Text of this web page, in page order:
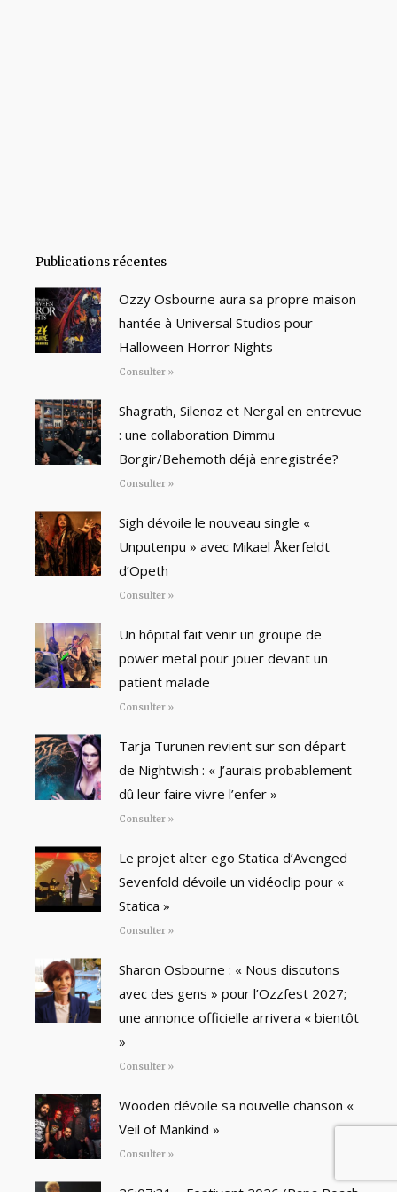
Publications récentes
Ozzy Osbourne aura sa propre maison
hantée à Universal Studios pour
Halloween Horror Nights
Consulter »
Shagrath, Silenoz et Nergal en entrevue
: une collaboration Dimmu
Borgir/Behemoth déjà enregistrée?
Consulter »
Sigh dévoile le nouveau single «
Unputenpu » avec Mikael Åkerfeldt
d’Opeth
Consulter »
Un hôpital fait venir un groupe de
power metal pour jouer devant un
patient malade
Consulter »
Tarja Turunen revient sur son départ
de Nightwish : « J’aurais probablement
dû leur faire vivre l’enfer »
Consulter »
Le projet alter ego Statica d’Avenged
Sevenfold dévoile un vidéoclip pour «
Statica »
Consulter »
Sharon Osbourne : « Nous discutons
avec des gens » pour l’Ozzfest 2027;
une annonce officielle arrivera « bientôt
»
Consulter »
Wooden dévoile sa nouvelle chanson «
Veil of Mankind »
Consulter »